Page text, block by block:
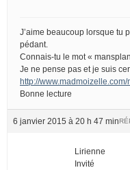
J’aime beaucoup lorsque tu
pédant.
Connais-tu le mot «
Je ne pense pas et je suis
http://
Bonne lecture
6 janvier 2015 à 20 h 47 min
Lirienne
Invité